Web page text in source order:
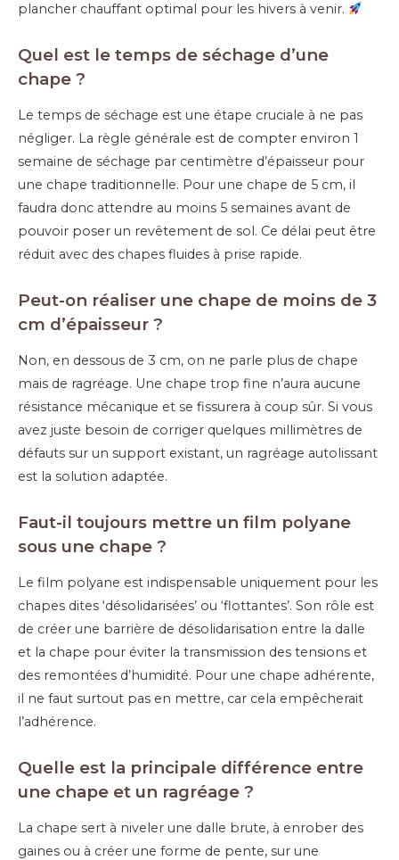
plancher chauffant optimal pour les hivers à venir.
Quel est le temps de séchage d’une
chape ?
Le temps de séchage est une étape cruciale à ne pas
négliger. La règle générale est de compter environ 1
semaine de séchage par centimètre d’épaisseur pour
une chape traditionnelle. Pour une chape de 5 cm, il
faudra donc attendre au moins 5 semaines avant de
pouvoir poser un revêtement de sol. Ce délai peut être
réduit avec des chapes fluides à prise rapide.
Peut-on réaliser une chape de moins de 3
cm d’épaisseur ?
Non, en dessous de 3 cm, on ne parle plus de chape
mais de ragréage. Une chape trop fine n’aura aucune
résistance mécanique et se fissurera à coup sûr. Si vous
avez juste besoin de corriger quelques millimètres de
défauts sur un support existant, un ragréage autolissant
est la solution adaptée.
Faut-il toujours mettre un film polyane
sous une chape ?
Le film polyane est indispensable uniquement pour les
chapes dites ‘désolidarisées’ ou ‘flottantes’. Son rôle est
de créer une barrière de désolidarisation entre la dalle
et la chape pour éviter la transmission des tensions et
des remontées d’humidité. Pour une chape adhérente,
il ne faut surtout pas en mettre, car cela empêcherait
l’adhérence.
Quelle est la principale différence entre
une chape et un ragréage ?
La chape sert à niveler une dalle brute, à enrober des
gaines ou à créer une forme de pente, sur une